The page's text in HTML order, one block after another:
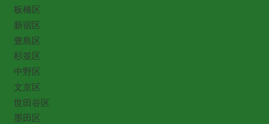
板橋区
新宿区
豊島区
杉並区
中野区
文京区
世田谷区
墨田区